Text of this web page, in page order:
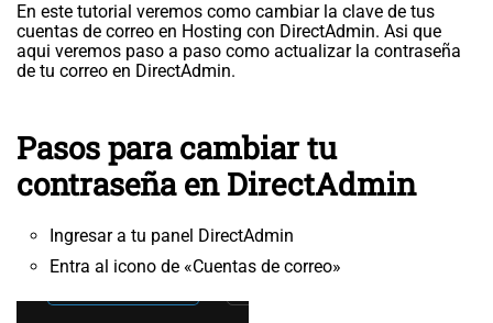
En este tutorial veremos como cambiar la clave de tus
cuentas de correo en Hosting con DirectAdmin. Asi que
aqui veremos paso a paso como actualizar la contraseña
de tu correo en DirectAdmin.
Pasos para cambiar tu
contraseña en DirectAdmin
Ingresar a tu panel DirectAdmin
Entra al icono de «Cuentas de correo»